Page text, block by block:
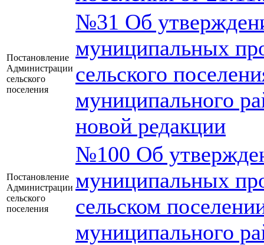
Постановление
Администрации
сельского
поселения
№31 Об
муниципальных
сельского
муниципального
новой редакции
Постановление
Администрации
сельского
поселения
№100 Об
муниципальных
сельском
муниципального